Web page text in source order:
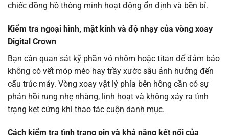
chiếc đồng hồ thông minh hoạt động ổn định và bền bỉ.
Kiểm tra ngoại hình, mặt kính và độ nhạy của vòng xoay
Digital Crown
Bạn cần quan sát kỹ phần vỏ nhôm hoặc titan để đảm bảo
không có vết móp méo hay trầy xước sâu ảnh hưởng đến
cấu trúc máy. Vòng xoay vật lý phía bên hông cần có sự
phản hồi rung nhẹ nhàng, linh hoạt và không xảy ra tình
trạng kẹt cứng khi thao tác cuộn danh mục.
Cách kiểm tra tình trạng pin và khả năng kết nối của